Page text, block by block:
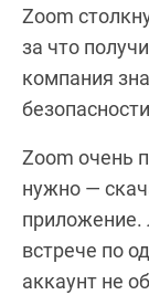
Zoom
за что
компания
Zoom очень
нужно —
приложение.
встрече по
аккаунт не